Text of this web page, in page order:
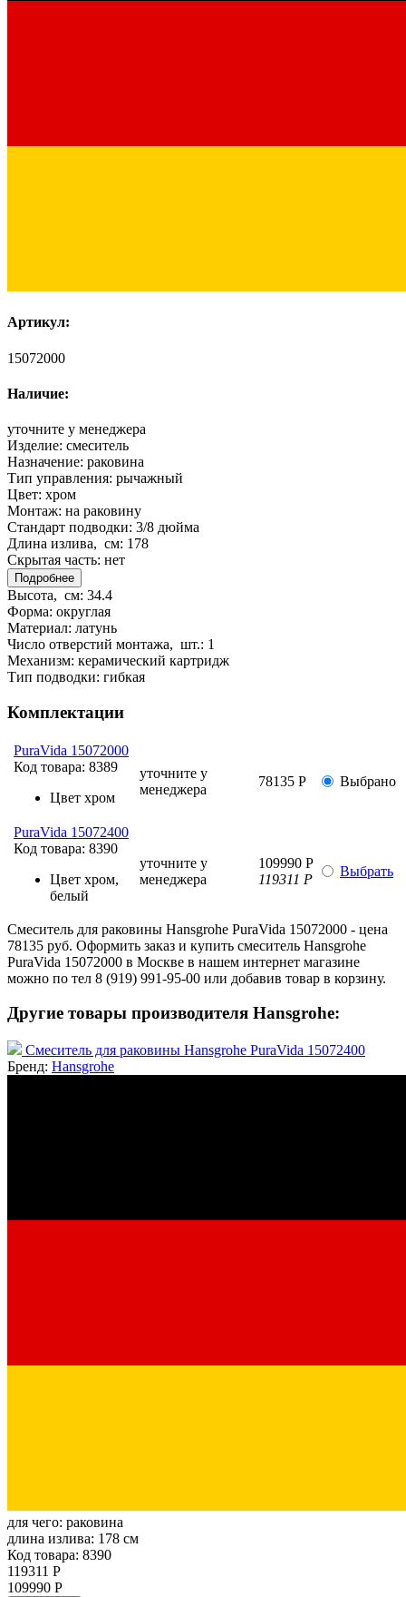
Артикул:
15072000
Наличие:
уточните у менеджера
Изделие: смеситель
Назначение: раковина
Тип управления: рычажный
Цвет: хром
Монтаж: на раковину
Стандарт подводки: 3/8 дюйма
Длина излива, см: 178
Скрытая часть: нет
Подробнее
Высота, см: 34.4
Форма: округлая
Материал: латунь
Число отверстий монтажа, шт.: 1
Механизм: керамический картридж
Тип подводки: гибкая
Комплектации
PuraVida 15072000
Код товара: 8389
Цвет хром
уточните у
менеджера
78135 Р Выбрано
PuraVida 15072400
Код товара: 8390
Цвет хром,
белый
уточните у
менеджера
109990 Р
119311 Р
Выбрать
Смеситель для раковины Hansgrohe PuraVida 15072000 - цена
78135 руб. Оформить заказ и купить смеситель Hansgrohe
PuraVida 15072000 в Москве в нашем интернет магазине
можно по тел 8 (919) 991-95-00 или добавив товар в корзину.
Другие товары производителя Hansgrohe:
Смеситель для раковины Hansgrohe PuraVida 15072400
Бренд: Hansgrohe
для чего: раковина
длина излива: 178 см
Код товара: 8390
119311 Р
109990 Р